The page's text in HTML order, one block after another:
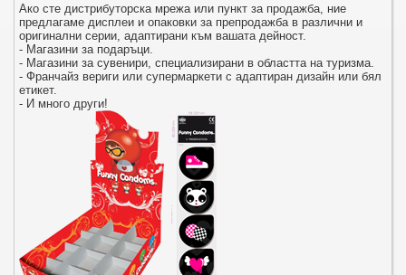
Ако сте дистрибуторска мрежа или пункт за продажба, ние
предлагаме дисплеи и опаковки за препродажба в различни и
оригинални серии, адаптирани към вашата дейност.
- Магазини за подаръци.
- Магазини за сувенири, специализирани в областта на туризма.
- Франчайз вериги или супермаркети с адаптиран дизайн или бял
етикет.
- И много други!